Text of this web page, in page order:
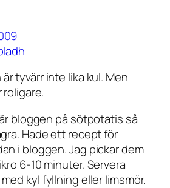
tyvärr inte lika kul. Men
bloggen på sötpotatis så
Hade ett recept för
i bloggen. Jag pickar dem
6-10 minuter. Servera
kyl fyllning eller limsmör.